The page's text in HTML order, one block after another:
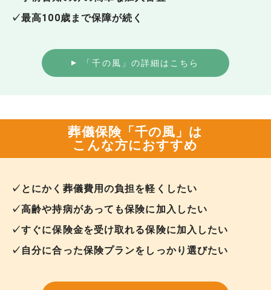
✓最高100歳まで保障が続く
「千の風」の詳細はこちら
葬儀保険「千の風」は
こんな方におすすめ
✓とにかく葬儀費用の負担を軽くしたい
✓高齢や持病があっても保険に加入したい
✓すぐに保険金を受け取れる保険に加入したい
✓自分に合った保険プランをしっかり選びたい